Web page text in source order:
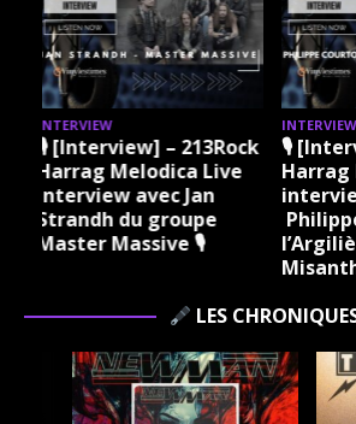
INTERVIEW
🎙 [Interview] – 213Rock
Harrag Melodica Live
interview avec Jan
Strandh du groupe
Master Massive 🎙
INTERVIEW
🎙
Harrag
LES